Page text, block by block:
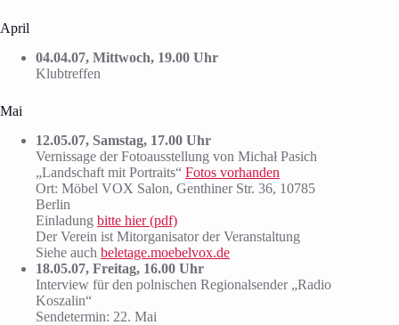
April
04.04.07, Mittwoch, 19.00 Uhr
Klubtreffen
Mai
12.05.07, Samstag, 17.00 Uhr
Vernissage der Fotoausstellung von Michał Pasich
„Landschaft mit Portraits“ Fotos vorhanden
Ort: Möbel VOX Salon, Genthiner Str. 36, 10785
Berlin
Einladung bitte hier (pdf)
Der Verein ist Mitorganisator der Veranstaltung
Siehe auch beletage.moebelvox.de
18.05.07, Freitag, 16.00 Uhr
Interview für den polnischen Regionalsender „Radio
Koszalin“
Sendetermin: 22. Mai